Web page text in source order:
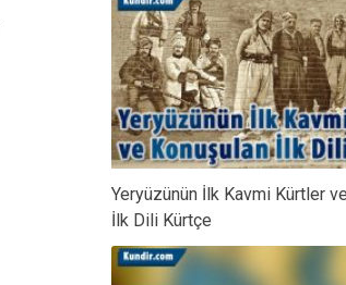
Yeryüzünün İlk Kavmi Kürtler
İlk Dili Kürtçe